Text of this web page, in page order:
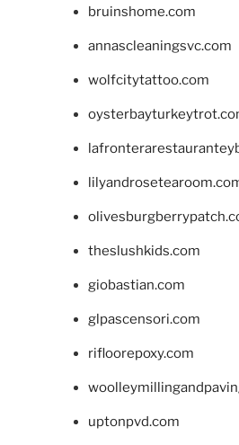
bruinshome.com
annascleaningsvc.com
wolfcitytattoo.com
theslushkids.com
giobastian.com
glpascensori.com
rifloorepoxy.com
uptonpvd.com